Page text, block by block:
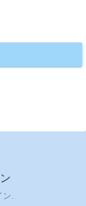
ン.